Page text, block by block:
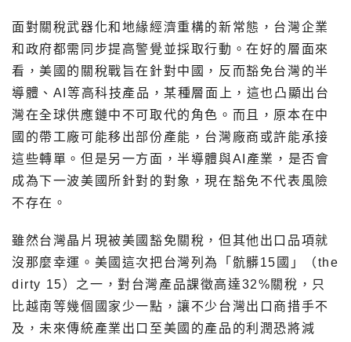
面對關稅武器化和地緣經濟重構的新常態，台灣企業
和政府都需同步提高警覺並採取行動。在好的層面來
看，美國的關稅戰旨在針對中國，反而豁免台灣的半
導體、AI等高科技產品，某種層面上，這也凸顯出台
灣在全球供應鏈中不可取代的角色。而且，原本在中
國的帶工廠可能移出部份產能，台灣廠商或許能承接
這些轉單。但是另一方面，半導體與AI產業，是否會
成為下一波美國所針對的對象，現在豁免不代表風險
不存在。
雖然台灣晶片現被美國豁免關稅，但其他出口品項就
沒那麼幸運。美國這次把台灣列為「骯髒15國」（the
dirty 15）之一，對台灣產品課徵高達32%關稅，只
比越南等幾個國家少一點，讓不少台灣出口商措手不
及，未來傳統產業出口至美國的產品的利潤恐將減